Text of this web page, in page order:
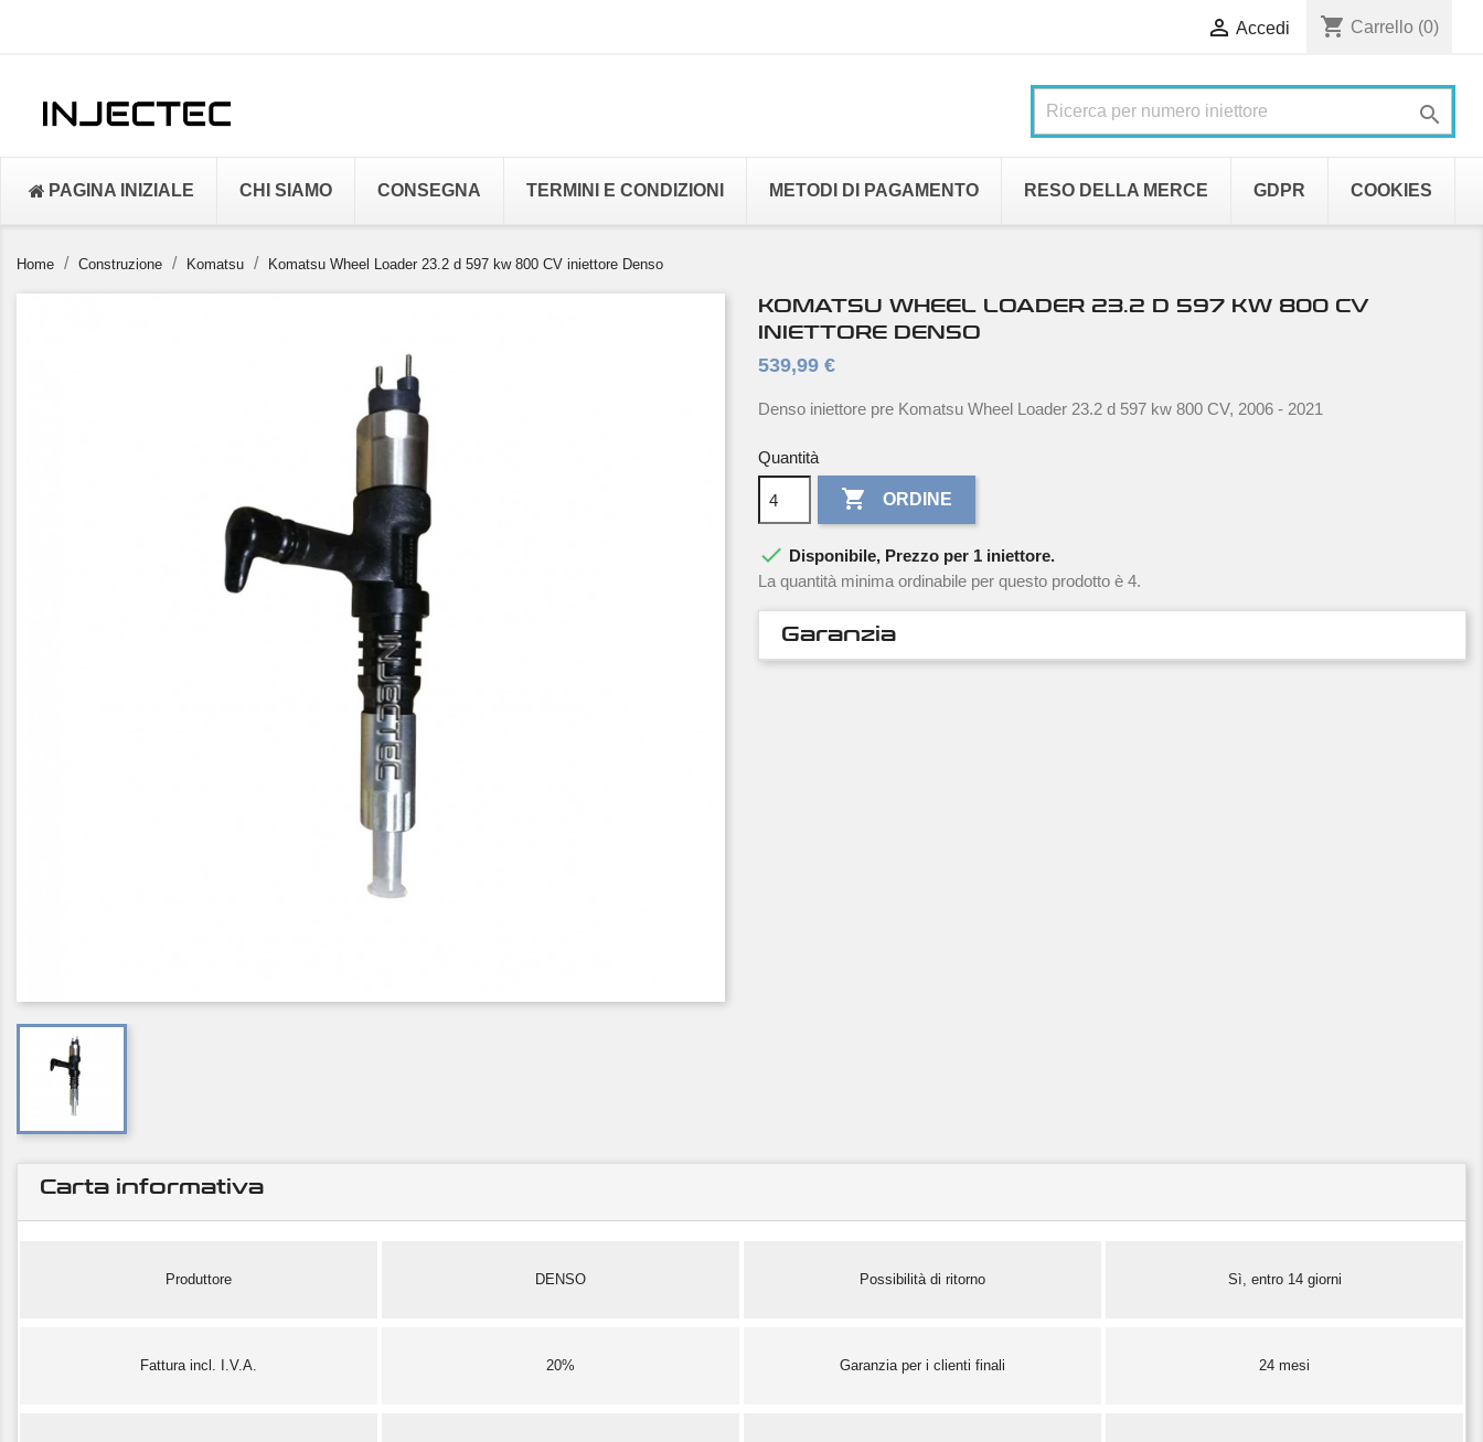
 Accedi shopping_cart Carrello (0)

PAGINA INIZIALE CHI SIAMO CONSEGNA TERMINI E CONDIZIONI METODI DI PAGAMENTO RESO DELLA MERCE GDPR COOKIES
Home Construzione Komatsu Komatsu Wheel Loader 23.2 d 597 kw 800 CV iniettore Denso
KOMATSU WHEEL LOADER 23.2 D 597 KW 800 CV
INIETTORE DENSO
539,99 €
Denso iniettore pre Komatsu Wheel Loader 23.2 d 597 kw 800 CV, 2006 - 2021
Quantità
 ORDINE
 Disponibile, Prezzo per 1 iniettore.
La quantità minima ordinabile per questo prodotto è 4.
Garanzia
Carta informativa
Produttore DENSO Possibilità di ritorno Sì, entro 14 giorni
Fattura incl. I.V.A. 20% Garanzia per i clienti finali 24 mesi